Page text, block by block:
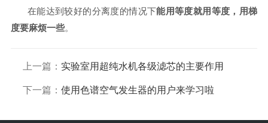
在能达到较好的分离度的情况下能用等度就用等度，用梯
度要麻烦一些。
上一篇： 实验室用超纯水机各级滤芯的主要作用
下一篇： 使用色谱空气发生器的用户来学习啦